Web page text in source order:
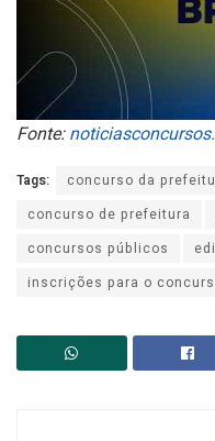
Fonte:
Tags:
concurso da
concurso de prefeitura
concursos públicos
inscrições para o